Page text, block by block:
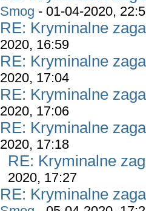
Smog - 01-04-2020,
RE: Kryminalne
2020, 16:59
RE: Kryminalne
2020, 17:04
RE: Kryminalne
2020, 17:06
RE: Kryminalne
2020, 17:18
RE: Kryminalne
2020, 17:27
RE: Kryminalne